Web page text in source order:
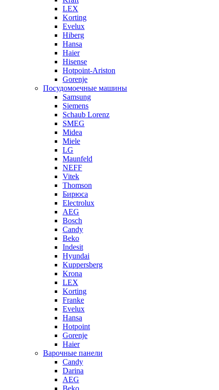
LEX
Korting
Evelux
Hiberg
Hansa
Haier
Hisense
Hotpoint-Ariston
Gorenje
Посудомоечные машины
Samsung
Siemens
Schaub Lorenz
SMEG
Midea
Miele
LG
Maunfeld
NEFF
Vitek
Thomson
Бирюса
Electrolux
AEG
Bosch
Candy
Beko
Indesit
Hyundai
Kuppersberg
Krona
LEX
Korting
Franke
Evelux
Hansa
Hotpoint
Gorenje
Haier
Варочные панели
Candy
Darina
AEG